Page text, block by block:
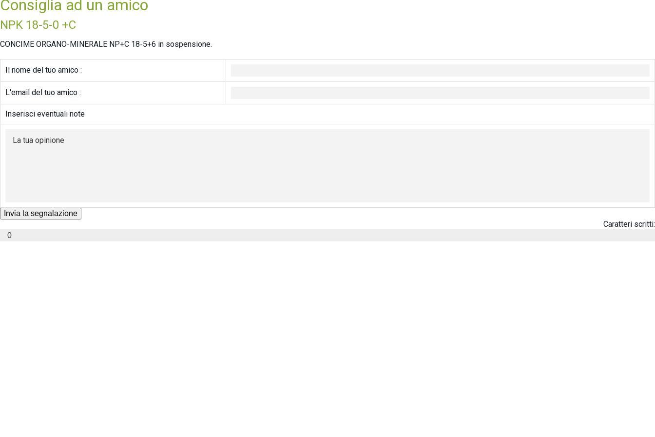
Consiglia ad un amico
NPK 18-5-0 +C
CONCIME ORGANO-MINERALE NP+C 18-5+6 in sospensione.
Il nome del tuo amico :
L'email del tuo amico :
Inserisci eventuali note
Caratteri scritti: